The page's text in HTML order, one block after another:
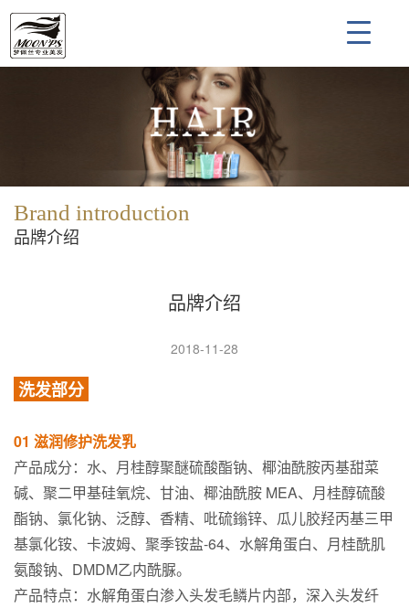
Brand introduction
品牌介绍
品牌介绍
2018-11-28
洗发部分
01 滋润修护洗发乳
产品成分：水、月桂醇聚醚硫酸酯钠、椰油酰胺丙基甜菜
碱、聚二甲基硅氧烷、甘油、椰油酰胺 MEA、月桂醇硫酸
酯钠、氯化钠、泛醇、香精、吡硫鎓锌、瓜儿胶羟丙基三甲
基氯化铵、卡波姆、聚季铵盐-64、水解角蛋白、月桂酰肌
氨酸钠、DMDM乙内酰脲。
产品特点：水解角蛋白渗入头发毛鳞片内部，深入头发纤